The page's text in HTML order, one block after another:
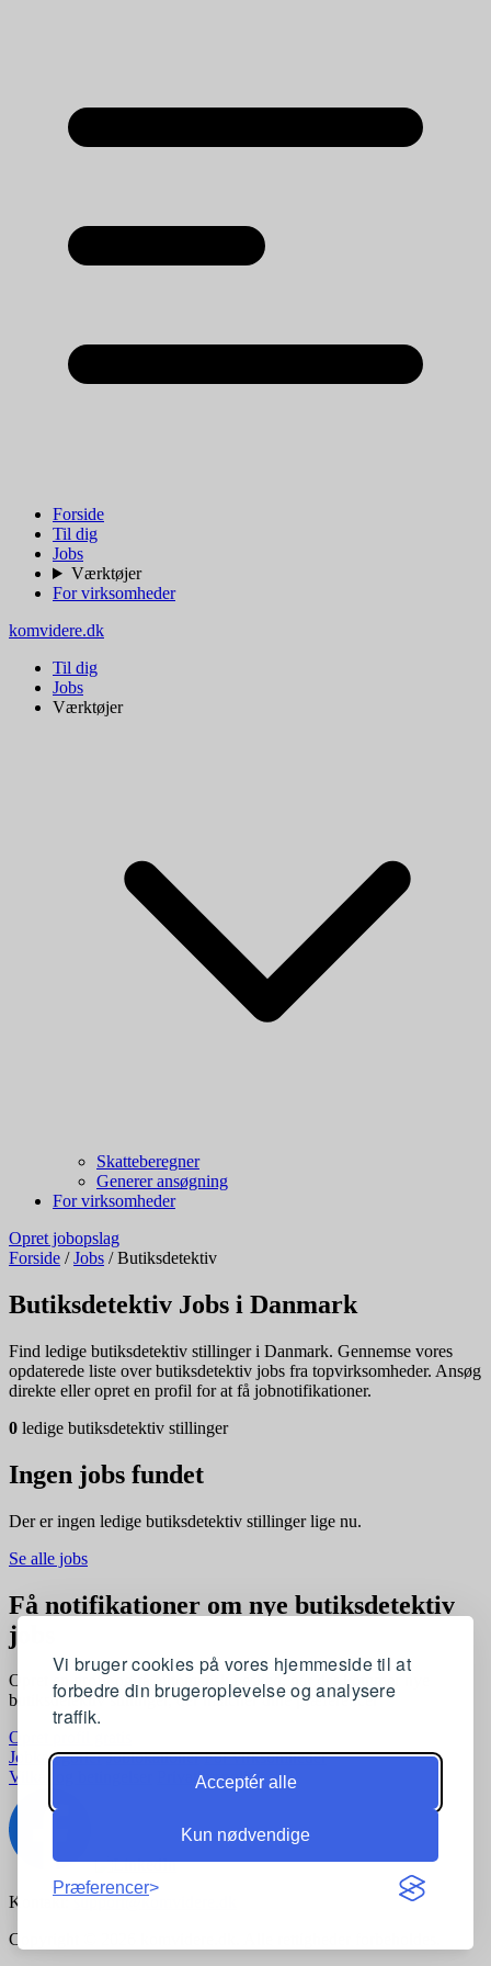
Vi bruger cookies på vores hjemmeside til at
forbedre din brugeroplevelse og analysere
traffik.
Acceptér alle
Kun nødvendige
Præferencer
Forside
Til dig
Jobs
Værktøjer
For virksomheder
komvidere.dk
Til dig
Jobs
Værktøjer
Skatteberegner
Generer ansøgning
For virksomheder
Opret jobopslag
Forside / Jobs / Butiksdetektiv
Butiksdetektiv Jobs i Danmark
Find ledige butiksdetektiv stillinger i Danmark. Gennemse vores
opdaterede liste over butiksdetektiv jobs fra topvirksomheder. Ansøg
direkte eller opret en profil for at få jobnotifikationer.
0 ledige butiksdetektiv stillinger
Ingen jobs fundet
Der er ingen ledige butiksdetektiv stillinger lige nu.
Se alle jobs
Få notifikationer om nye butiksdetektiv
jobs
Opret en profil og få automatisk besked, når der kommer nye
butiksdetektiv stillinger, der matcher dine præferencer
Opret profil gratis
Jobkategorier Joblokationer For virksomheder
Vilkår og betingelser
Privatlivspolitik
Kontakt:support@komvidere.dk
Copyright © 2026 komvidere.dk. Alle rettigheder forbeholdes.